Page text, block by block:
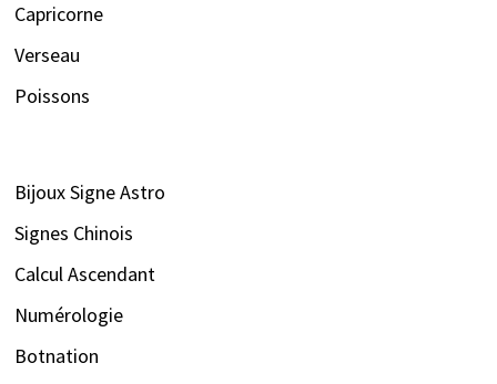
Capricorne
Verseau
Poissons
Bijoux Signe Astro
Signes Chinois
Calcul Ascendant
Numérologie
Botnation